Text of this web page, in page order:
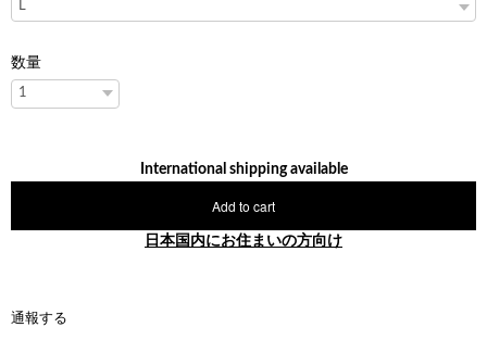
数量
International shipping available
Add to cart
日本国内にお住まいの方向け
通報する